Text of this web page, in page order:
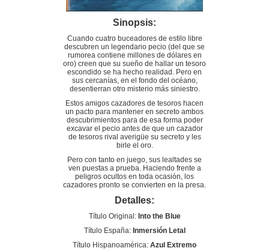
Sinopsis:
Cuando cuatro buceadores de estilo libre
descubren un legendario pecio (del que se
rumorea contiene millones de dólares en
oro) creen que su sueño de hallar un tesoro
escondido se ha hecho realidad. Pero en
sus cercanías, en el fondo del océano,
desentierran otro misterio más siniestro.
Estos amigos cazadores de tesoros hacen
un pacto para mantener en secreto ambos
descubrimientos para de esa forma poder
excavar el pecio antes de que un cazador
de tesoros rival averigüe su secreto y les
birle el oro.
Pero con tanto en juego, sus lealtades se
ven puestas a prueba. Haciendo frente a
peligros ocultos en toda ocasión, los
cazadores pronto se convierten en la presa.
Detalles:
Título Original: Into the Blue
Título España: Inmersión Letal
Título Hispanoamérica: Azul Extremo